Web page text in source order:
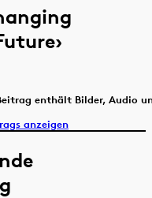
enthält Bilder, Audio
anzeigen